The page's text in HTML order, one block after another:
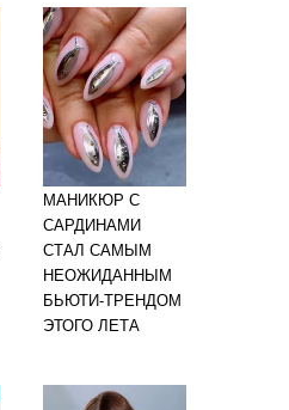
МАНИКЮР С
САРДИНАМИ
СТАЛ САМЫМ
НЕОЖИДАННЫМ
БЬЮТИ-ТРЕНДОМ
ЭТОГО ЛЕТА